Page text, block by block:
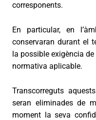
corresponents.
En particular, en
conservaran durant el
la possible exigència
normativa aplicable.
Transcorreguts
seran eliminades de
moment la seva